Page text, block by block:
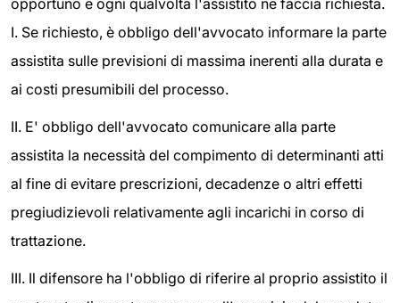
opportuno e ogni qualvolta l'assistito ne faccia richiesta.
I. Se richiesto, è obbligo dell'avvocato informare la parte
assistita sulle previsioni di massima inerenti alla durata e
ai costi presumibili del processo.
II. E' obbligo dell'avvocato comunicare alla parte
assistita la necessità del compimento di determinanti atti
al fine di evitare prescrizioni, decadenze o altri effetti
pregiudizievoli relativamente agli incarichi in corso di
trattazione.
III. Il difensore ha l'obbligo di riferire al proprio assistito il